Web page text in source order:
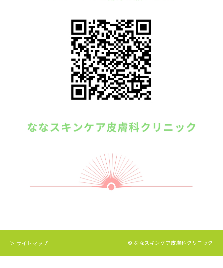
＞ サイトマップ © ななスキンケア皮膚科クリニック